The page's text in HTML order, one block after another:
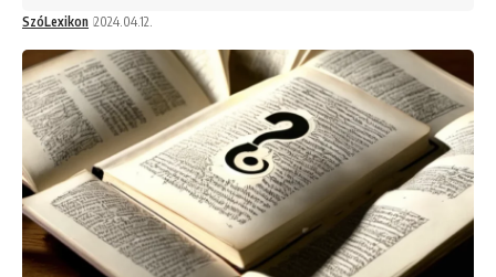
SzóLexikon 2024.04.12.